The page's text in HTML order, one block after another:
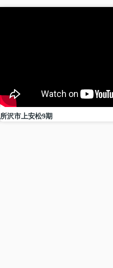
所沢市上安松9期